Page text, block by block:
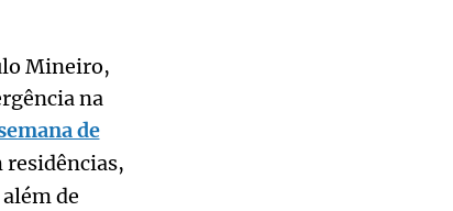
Mineiro,
na
de
residências,
de